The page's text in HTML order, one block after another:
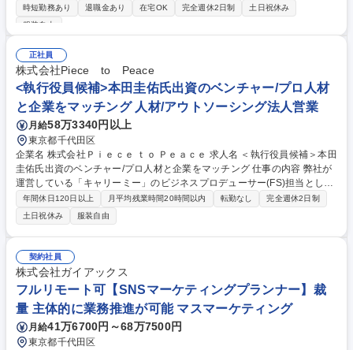
最先端金融手法の調査・導入に係る企画・調整 ■海外セールス、バンカー
との協働施策推進 募集職種 【グローバルマーケティング企画】～外資系
時短勤務あり
退職金あり 在宅OK 完全週休2日制
土日祝休み
服装自由
正社員
株式会社Piece to Peace
<執行役員候補>本田圭佑氏出資のベンチャー/プロ人材
と企業をマッチング 人材/アウトソーシング法人営業
月給58万3340円以上
東京都千代田区
企業名 株式会社Ｐｉｅｃｅ ｔｏ Ｐｅａｃｅ 求人名 ＜執行役員候補＞本田
圭佑氏出資のベンチャー/プロ人材と企業をマッチング 仕事の内容 弊社が
運営している「キャリーミー」のビジネスプロデューサー(FS)担当として
クライアント様の課題解決を担う仲間を募集しています。ゆくゆくは執行
役員として営業戦略設計および組織運営をお任せします。 【執行役員の業
務内容】 ※最初の6ヶ月は主にビジネスプロデューサーとして、法人の課
題解決を実行頂く業務で慣れて頂くことを想定しています。 【詳細】 ■各
営業部署（FS、CS、IS）の統括■キャリアアドバイザー・チームの統括■
事業開発室の統括 募集職種 ＜執行役員候補＞本田圭佑氏出資のベンチャ
ー/プロ人材と企業をマッチング
年間休日120日以上 月平均残業時間20時間以内 転勤なし
完全週休2日制
土日祝休み
服装自由
契約社員
株式会社ガイアックス
フルリモート可【SNSマーケティングプランナー】裁
量 主体的に業務推進が可能 マスマーケティング
月給41万6700円～68万7500円
東京都千代田区